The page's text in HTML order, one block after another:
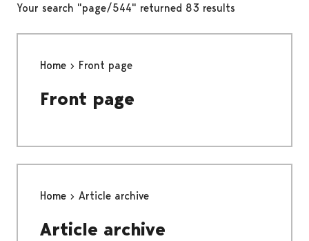
Your search "page/544" returned 83 results
Home Front page
Front page
Home Article archive
Article archive